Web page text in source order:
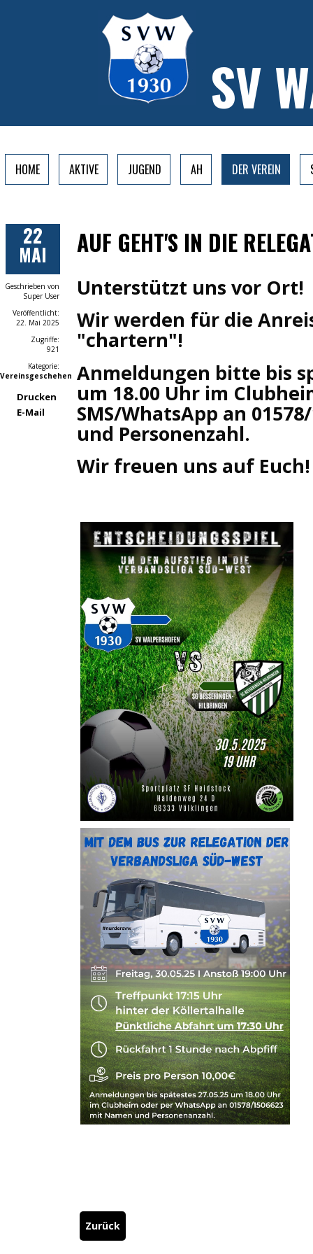
SV
HOME AKTIVE JUGEND AH DER VEREIN
22
MAI
Geschrieben von
Super User
Veröffentlicht:
22. Mai 2025
Zugriffe:
921
Kategorie:
Vereinsgeschehen
Drucken
E-Mail
AUF GEHT'S IN DIE
Unterstützt uns vor Ort!
Wir werden für die
"chartern"!
Anmeldungen bitte bis
um 18.00 Uhr im
SMS/WhatsApp an
und Personenzahl.
Wir freuen uns auf Euch!
Zurück